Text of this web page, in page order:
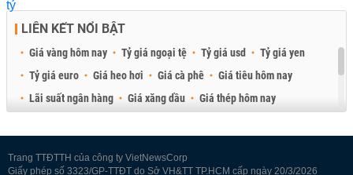
LIÊN KẾT NỔI BẬT
Giá vàng hôm nay Tỷ giá ngoại tệ Tỷ giá usd
Tỷ giá yen
Tỷ giá euro
Giá heo hơi Giá cà phê
Giá tiêu hôm nay
Lãi suất ngân hàng
Giá xăng dầu
Giá thép hôm nay
Trang TTĐTTH của công ty VietNewsCorp
Giấy phép số 3323/GP-TTĐT do Sở VH&TT TP.HCM cấp ngày 20/3/2026